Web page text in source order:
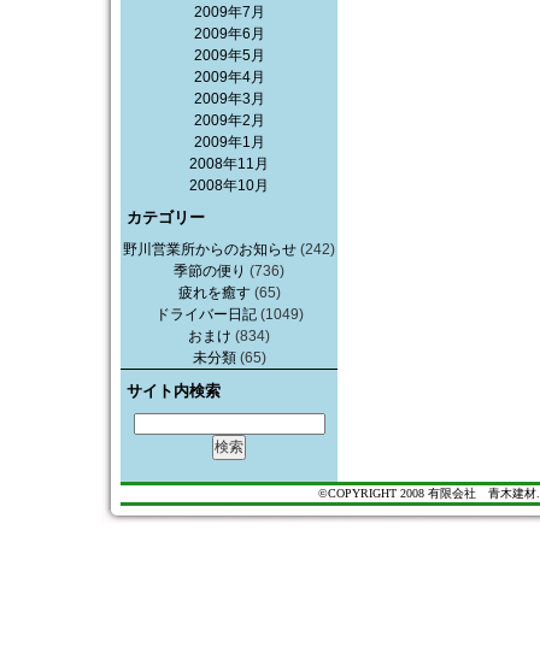
2009年7月
2009年6月
2009年5月
2009年4月
2009年3月
2009年2月
2009年1月
2008年11月
2008年10月
カテゴリー
野川営業所からのお知らせ (242)
季節の便り (736)
疲れを癒す(65)
ドライバー日記(1049)
おまけ (834)
未分類(65)
サイト内検索
©COPYRIGHT 2008 有限会社 青木建材.